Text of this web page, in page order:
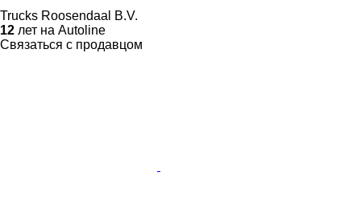
Trucks Roosendaal B.V.
12 лет на Autoline
Связаться с продавцом